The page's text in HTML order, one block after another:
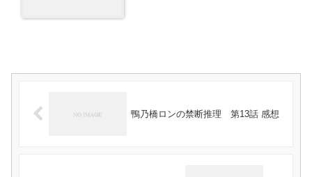
鴨乃橋ロンの禁断推理 第13話 感想